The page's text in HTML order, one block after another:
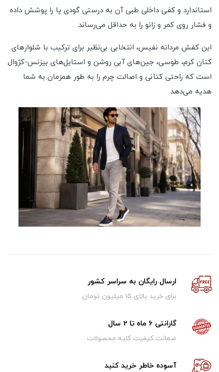
استاندارد و کفی داخلی طبی آن به درستی گودی پا را پوشش داده
و فشار روی کمر و زانو را به حداقل می‌رساند.
این کفش مردانه نفیس، انتخابی بی‌نظیر برای ترکیب با شلوارهای
کتان کرم، طوسی، جین‌های آبی روشن و استایل‌های بیزنس-کژوال
است که راحتی کتانی و اصالت چرم را به طور همزمان به شما
هدیه می‌دهد.
ارسال رایگان به سراسر کشور
برای خرید بالای ۱5 میلیون تومان
گارانتی 6 ماه تا 2 سال
ضمانت کیفیت کلیه محصولات
آسوده خاطر خرید کنید